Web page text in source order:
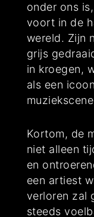
onder ons
voort in de
wereld. Zijn
grijs
in kroegen,
als een
Kortom, de
niet alleen
en
een artiest
verloren zal
steeds